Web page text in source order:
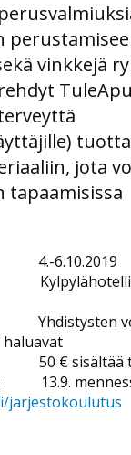
vinkkejä
jota
tapaamisissa
13.9.
jarjestokoulutus